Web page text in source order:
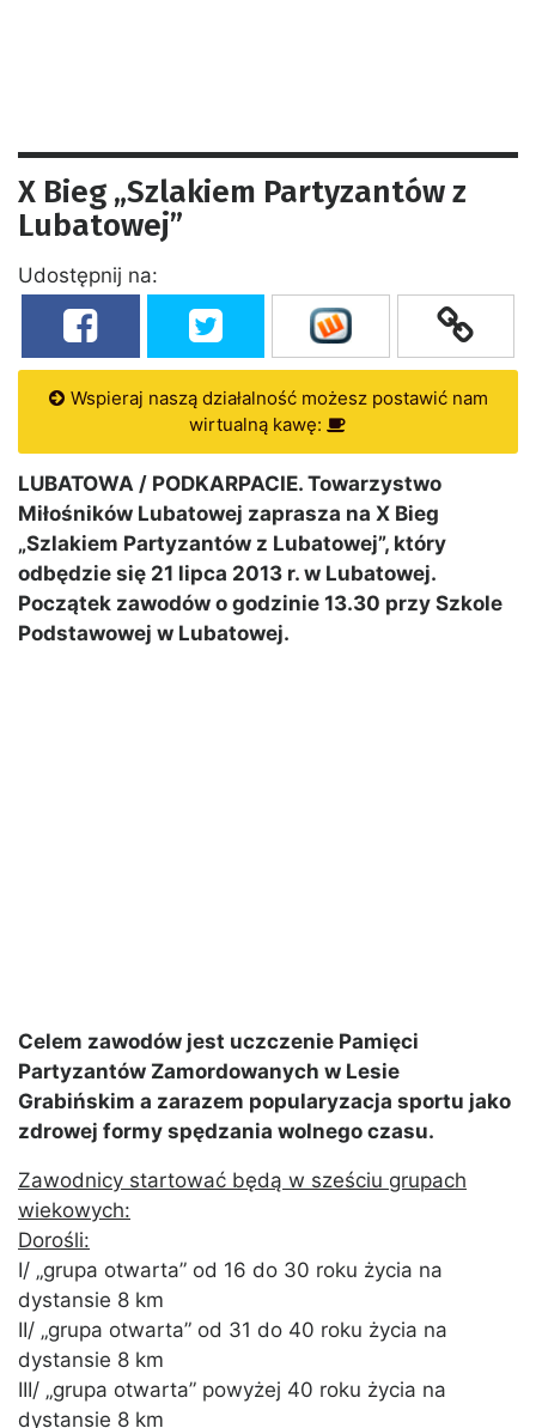
X Bieg „Szlakiem Partyzantów z
Lubatowej”
Udostępnij na:
Wspieraj naszą działalność możesz postawić nam
wirtualną kawę:
LUBATOWA / PODKARPACIE. Towarzystwo
Miłośników Lubatowej zaprasza na X Bieg
„Szlakiem Partyzantów z Lubatowej”, który
odbędzie się 21 lipca 2013 r. w Lubatowej.
Początek zawodów o godzinie 13.30 przy Szkole
Podstawowej w Lubatowej.
Celem zawodów jest uczczenie Pamięci
Partyzantów Zamordowanych w Lesie
Grabińskim a zarazem popularyzacja sportu jako
zdrowej formy spędzania wolnego czasu.
Zawodnicy startować będą w sześciu grupach
wiekowych:
Dorośli:
I/ „grupa otwarta” od 16 do 30 roku życia na
dystansie 8 km
II/ „grupa otwarta” od 31 do 40 roku życia na
dystansie 8 km
III/ „grupa otwarta” powyżej 40 roku życia na
dystansie 8 km